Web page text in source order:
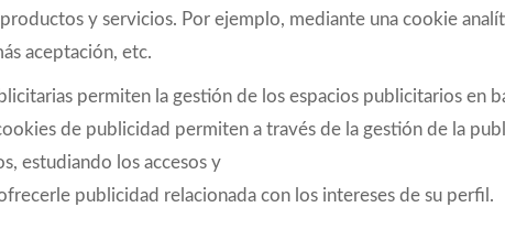
y servicios. Por ejemplo, mediante una cookie
aceptación, etc.
permiten la gestión de los espacios publicitarios en
de publicidad permiten a través de la gestión de la
estudiando los accesos y
publicidad relacionada con los intereses de su perfil.